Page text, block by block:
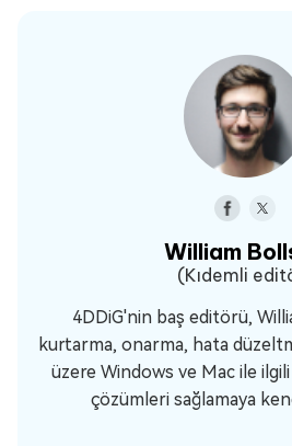
William
(Kıdemli
4DDiG'nin baş editörü,
kurtarma, onarma, hata
üzere Windows ve Mac ile
çözümleri sağlamaya